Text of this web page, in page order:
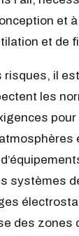
et
et de
risques, il
les
systèmes
des zones